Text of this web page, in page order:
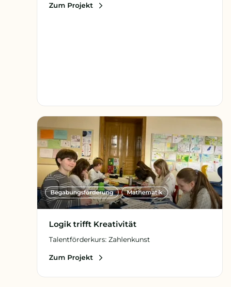
Zum Projekt
Begabungs­förderung Mathematik
Logik trifft Kreativität
Talentförderkurs: Zahlenkunst
Zum Projekt